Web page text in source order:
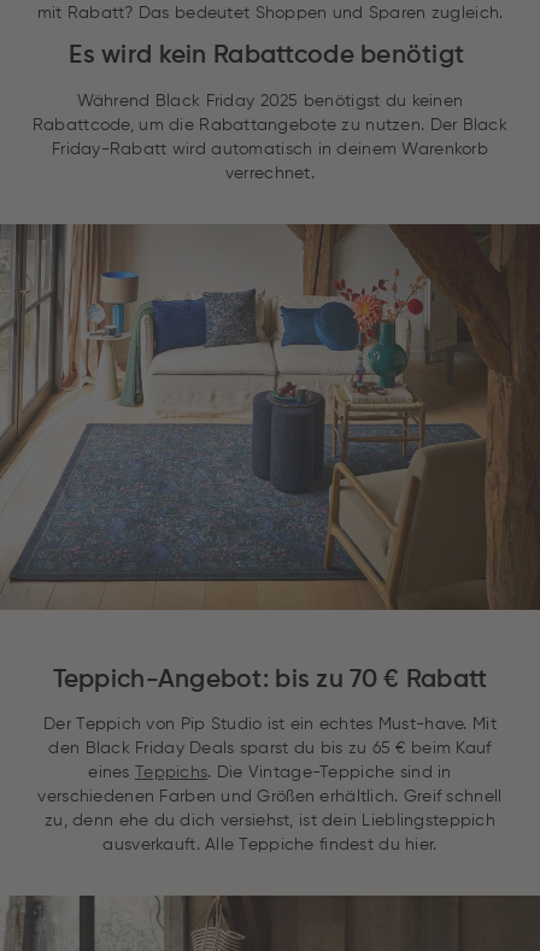
mit Rabatt? Das bedeutet Shoppen und Sparen zugleich.
Es wird kein Rabattcode benötigt
Während Black Friday 2025 benötigst du keinen
Rabattcode, um die Rabattangebote zu nutzen. Der Black
Friday-Rabatt wird automatisch in deinem Warenkorb
verrechnet.
Teppich-Angebot: bis zu 70 € Rabatt
Der Teppich von Pip Studio ist ein echtes Must-have. Mit
den Black Friday Deals sparst du bis zu 65 € beim Kauf
eines
Teppichs. Die Vintage-Teppiche sind in
verschiedenen Farben und Größen erhältlich. Greif schnell
zu, denn ehe du dich versiehst, ist dein Lieblingsteppich
ausverkauft. Alle Teppiche findest du hier.